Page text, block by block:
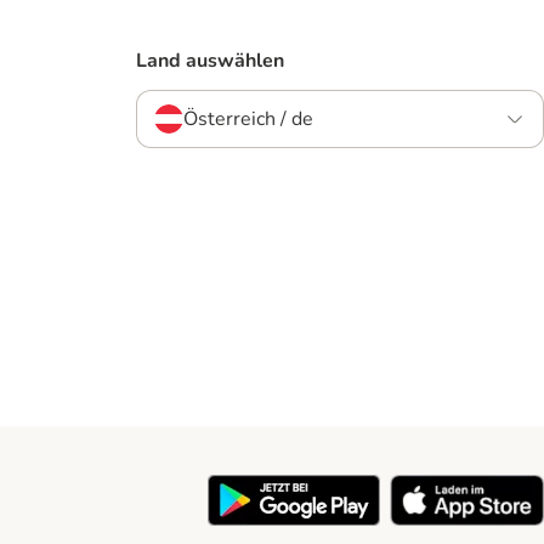
Land auswählen
Österreich / de